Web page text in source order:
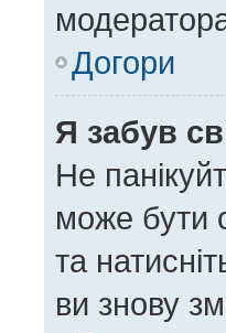
Догори
Я забув
Не
може бути
та
ви знову